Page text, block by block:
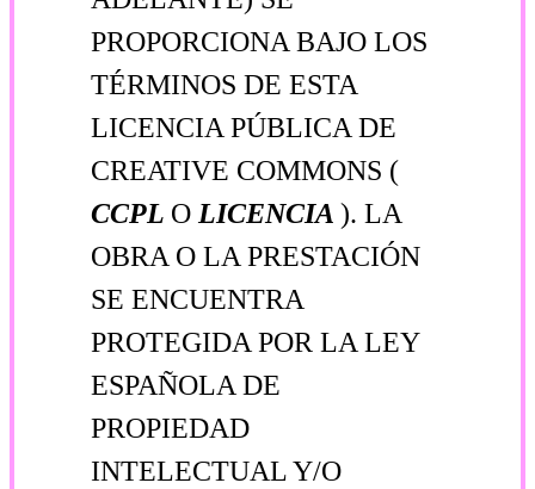
PROPORCIONA BAJO LOS
TÉRMINOS DE ESTA
LICENCIA PÚBLICA DE
CREATIVE COMMONS (
CCPL O LICENCIA ). LA
OBRA O LA PRESTACIÓN
SE ENCUENTRA
PROTEGIDA POR LA LEY
ESPAÑOLA DE
PROPIEDAD
INTELECTUAL Y/O